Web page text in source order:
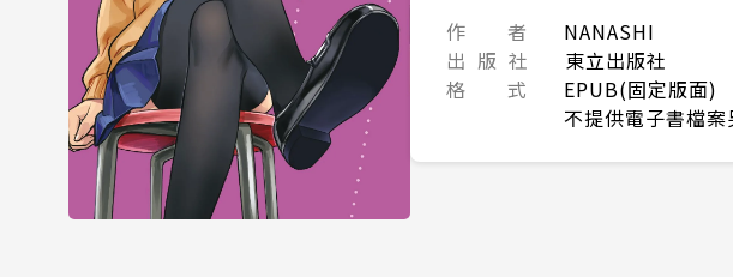
作 者
NANASHI
出 版 社
東立出版社
格 式
EPUB(固定版面)
不提供電子書檔案